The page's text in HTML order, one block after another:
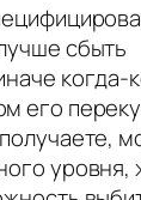
сбыть
когда-
его
уровня,